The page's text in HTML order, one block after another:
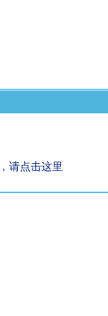
请点击这里